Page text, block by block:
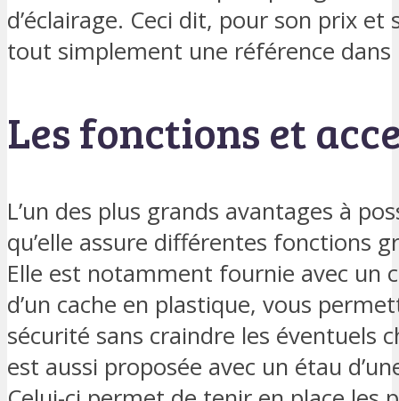
d’éclairage. Ceci dit, pour son prix
tout simplement une référence dans
Les fonctions et
L’un des plus grands avantages à
qu’elle assure différentes fonctions
Elle est notamment fournie avec un
d’un cache en plastique, vous
sécurité sans craindre les éventuels
est aussi proposée avec un étau